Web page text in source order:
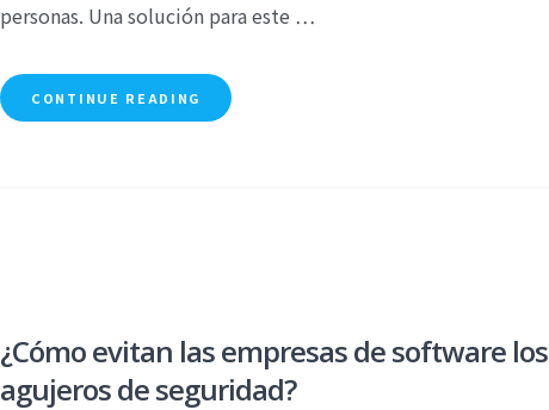
personas. Una solución para este …
CONTINUE READING
¿Cómo evitan las empresas de software los
agujeros de seguridad?